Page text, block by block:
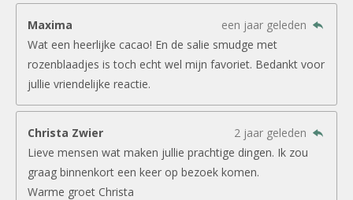
Maxima
een jaar geleden
Wat een heerlijke cacao! En de salie smudge met
rozenblaadjes is toch echt wel mijn favoriet. Bedankt voor
jullie vriendelijke reactie.
Christa Zwier
2 jaar geleden
Lieve mensen wat maken jullie prachtige dingen. Ik zou
graag binnenkort een keer op bezoek komen.
Warme groet Christa